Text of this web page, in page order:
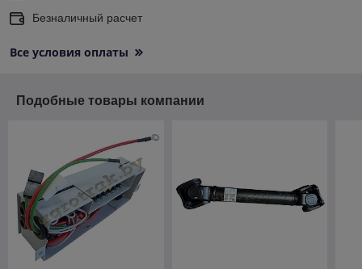
Безналичный расчет
Все условия оплаты
Подобные товары компании